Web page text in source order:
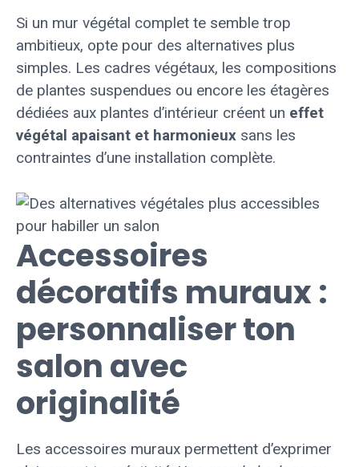
Si un mur végétal complet te semble trop
ambitieux, opte pour des alternatives plus
simples. Les cadres végétaux, les compositions
de plantes suspendues ou encore les étagères
dédiées aux plantes d’intérieur créent un effet
végétal apaisant et harmonieux sans les
contraintes d’une installation complète.
Accessoires
décoratifs muraux :
personnaliser ton
salon avec
originalité
Les accessoires muraux permettent d’exprimer